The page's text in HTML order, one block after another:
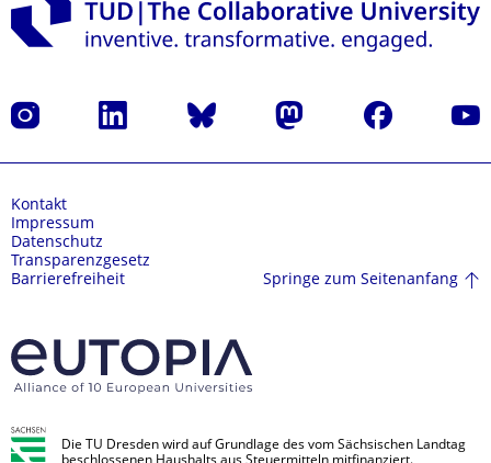
Instagram LinkedIn Bluesky Mastodon Facebook
Kontakt
Impressum
Datenschutz
Transparenzgesetz
Barrierefreiheit
Springe zum Seitenanfang
Die TU Dresden wird auf Grundlage des vom Sächsischen Landtag